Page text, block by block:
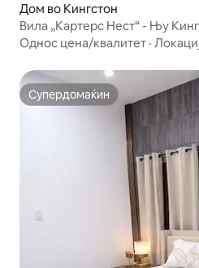
Дом во Кингстон
Вила „Картерс Нест“ - Њу
Однос цена/квалитет ·
Супердомаќин
Супердомаќин